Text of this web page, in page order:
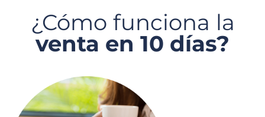
¿Cómo funciona la
venta en 10 días?